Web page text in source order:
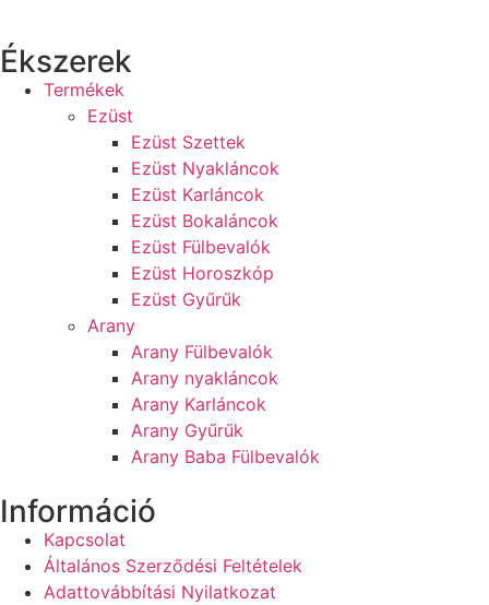
Ékszerek
Termékek
Ezüst
Ezüst Szettek
Ezüst Nyakláncok
Ezüst Karláncok
Ezüst Bokaláncok
Ezüst Fülbevalók
Ezüst Horoszkóp
Ezüst Gyűrűk
Arany
Arany Fülbevalók
Arany nyakláncok
Arany Karláncok
Arany Gyűrűk
Arany Baba Fülbevalók
Információ
Kapcsolat
Általános Szerződési Feltételek
Adattovábbítási Nyilatkozat